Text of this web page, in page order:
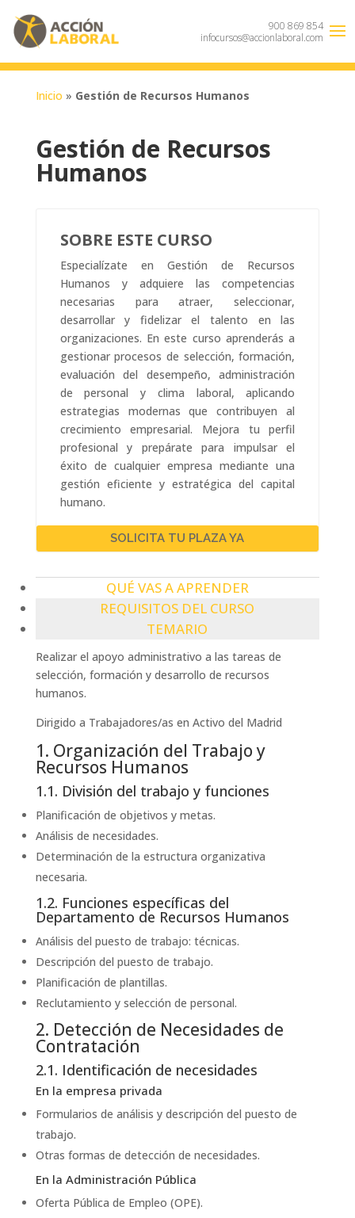
900 869 854
infocursos@accionlaboral.com
Inicio » Gestión de Recursos Humanos
Gestión de Recursos
Humanos
SOBRE ESTE CURSO
Especialízate en Gestión de Recursos
Humanos y adquiere las competencias
necesarias para atraer, seleccionar,
desarrollar y fidelizar el talento en las
organizaciones. En este curso aprenderás a
gestionar procesos de selección, formación,
evaluación del desempeño, administración
de personal y clima laboral, aplicando
estrategias modernas que contribuyen al
crecimiento empresarial. Mejora tu perfil
profesional y prepárate para impulsar el
éxito de cualquier empresa mediante una
gestión eficiente y estratégica del capital
humano.
SOLICITA TU PLAZA YA
QUÉ VAS A APRENDER
REQUISITOS DEL CURSO
TEMARIO
Realizar el apoyo administrativo a las tareas de
selección, formación y desarrollo de recursos
humanos.
Dirigido a Trabajadores/as en Activo del Madrid
1. Organización del Trabajo y
Recursos Humanos
1.1. División del trabajo y funciones
Planificación de objetivos y metas.
Análisis de necesidades.
Determinación de la estructura organizativa
necesaria.
1.2. Funciones específicas del
Departamento de Recursos Humanos
Análisis del puesto de trabajo: técnicas.
Descripción del puesto de trabajo.
Planificación de plantillas.
Reclutamiento y selección de personal.
2. Detección de Necesidades de
Contratación
2.1. Identificación de necesidades
En la empresa privada
Formularios de análisis y descripción del puesto de
trabajo.
Otras formas de detección de necesidades.
En la Administración Pública
Oferta Pública de Empleo (OPE).